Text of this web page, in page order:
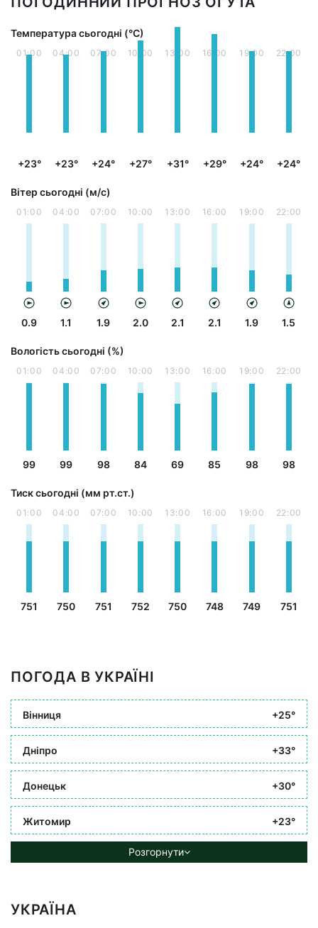
Температура сьогодні (°С)
01:00
+23°
04:00
+23°
07:00
+24°
10:00
+27°
13:00
+31°
16:00
+29°
19:00
+24°
22:00
+24°
Вітер сьогодні (м/с)
01:00
0.9
04:00
1.1
07:00
1.9
10:00
2.0
13:00
2.1
16:00
2.1
19:00
1.9
22:00
1.5
Вологість сьогодні (%)
01:00
99
04:00
99
07:00
98
10:00
84
13:00
69
16:00
85
19:00
98
22:00
98
Тиск сьогодні (мм рт.ст.)
01:00
751
04:00
750
07:00
751
10:00
752
13:00
750
16:00
748
19:00
749
22:00
751
ПОГОДА В УКРАЇНІ
Вінниця +25°
Дніпро +33°
Донецьк +30°
Житомир +23°
Розгорнути
УКРАЇНА